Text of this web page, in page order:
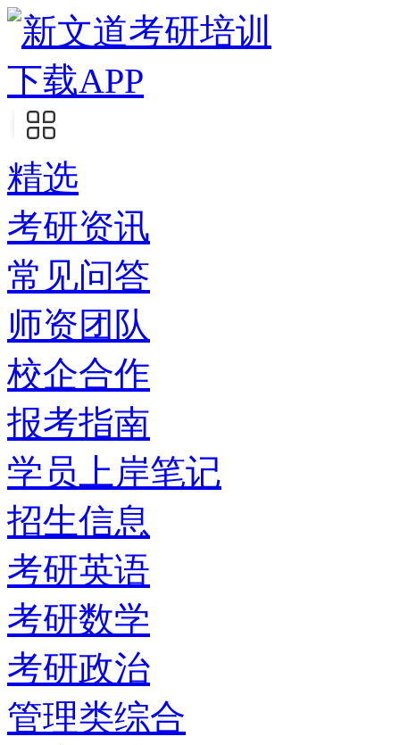
下载APP
精选
考研资讯
常见问答
师资团队
校企合作
报考指南
学员上岸笔记
招生信息
考研英语
考研数学
考研政治
管理类综合